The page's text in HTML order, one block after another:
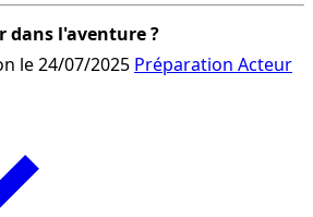
dans l'aventure ?
le 24/07/2025 Préparation Acteur